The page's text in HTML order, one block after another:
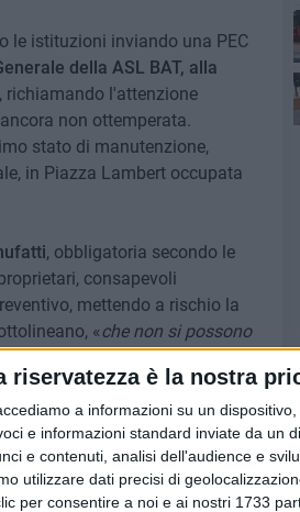
riservatezza è la nostra
a informazioni su un
e informazioni standard inviate da un
e contenuti, analisi dell'audience e
utilizzare dati precisi di
per consentire a noi e ai nostri 1733
le istituzioni inviando una PEC
della ASL BAT, alla
, richiamando l'attenzione
ancora non ottemperata.
stato di manutenzione,
in Piazza Lambert occupata
, obbligatoria secondo le
consapevoli
mettendo a rischio la
«che non si possono
inaccettabile». Il rischio è
come la tromba d'aria del 1°
crolli e dispersione
«alcune valutazioni
ambientali, ma noi riteniamo